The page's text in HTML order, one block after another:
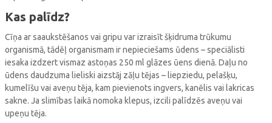
Kas palīdz?
Cīņa ar saaukstēšanos vai gripu var izraisīt šķidruma trūkumu
organismā, tādēļ organismam ir nepieciešams ūdens – speciālisti
iesaka izdzert vismaz astoņas 250 ml glāzes ūens dienā. Daļu no
ūdens daudzuma lieliski aizstāj zāļu tējas – liepziedu, pelašķu,
kumelīšu vai aveņu tēja, kam pievienots ingvers, kanēlis vai lakricas
sakne. Ja slimības laikā nomoka klepus, izcili palīdzēs aveņu vai
upeņu tēja.